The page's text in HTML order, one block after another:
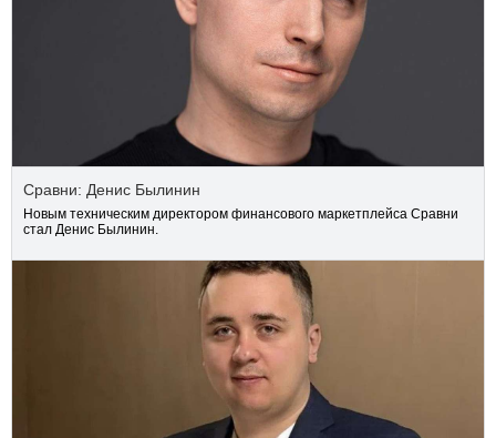
Сравни: Денис Былинин
Новым техническим директором финансового маркетплейса Сравни
стал Денис Былинин.